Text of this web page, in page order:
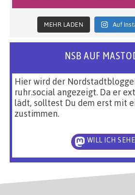
MEHR LADEN Auf
NSB AUF
Hier wird der
ruhr.social angezeigt. Da er
lädt, solltest Du dem erst mit
zustimmen.
WILL ICH